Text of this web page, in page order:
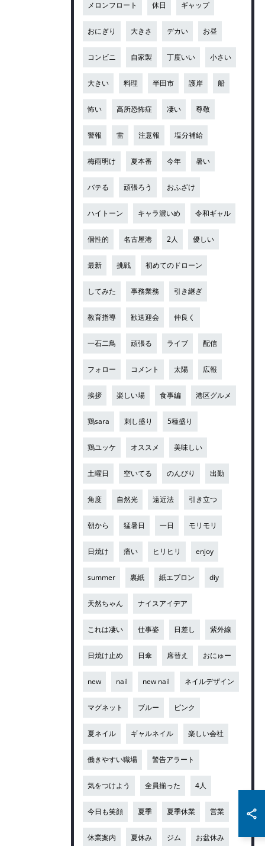
メロンフロート 休日 ギャップ
おにぎり 大きさ デカい お昼
コンビニ 自家製 丁度いい 小さい
大きい 料理 半田市 護岸 船
怖い 高所恐怖症 凄い 尊敬
警報 雷 注意報 塩分補給
梅雨明け 夏本番 今年 暑い
バテる 頑張ろう おふざけ
ハイトーン キャラ濃いめ 令和ギャル
個性的 名古屋港 2人 優しい
最新 挑戦 初めてのドローン
してみた 事務業務 引き継ぎ
教育指導 歓送迎会 仲良く
一石二鳥 頑張る ライブ 配信
フォロー コメント 太陽 広報
挨拶 楽しい場 食事編 港区グルメ
鶏sara 刺し盛り 5種盛り
鶏ユッケ オススメ 美味しい
土曜日 空いてる のんびり 出勤
角度 自然光 遠近法 引き立つ
朝から 猛暑日 一日 モリモリ
日焼け 痛い ヒリヒリ enjoy
summer 裏紙 紙エプロン diy
天然ちゃん ナイスアイデア
これは凄い 仕事姿 日差し 紫外線
日焼け止め 日傘 席替え おにゅー
new nail new nail ネイルデザイン
マグネット ブルー ピンク
夏ネイル ギャルネイル 楽しい会社
働きやすい職場 警告アラート
気をつけよう 全員揃った 4人
今日も笑顔 夏季 夏季休業 営業
休業案内 夏休み ジム お盆休み